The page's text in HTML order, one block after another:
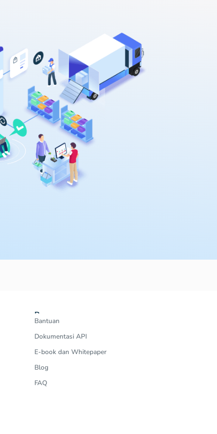
Resources
Bantuan
Dokumentasi API
E-book dan Whitepaper
Blog
FAQ